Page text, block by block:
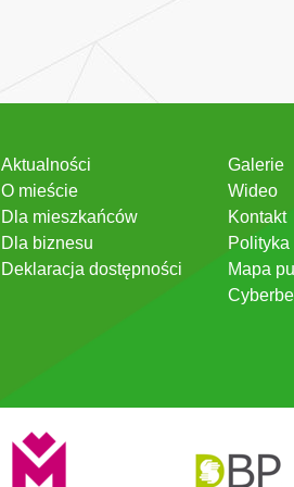
Aktualności
O mieście
Dla mieszkańców
Dla biznesu
Deklaracja dostępności
Galerie
Wideo
Kontakt
Mapa